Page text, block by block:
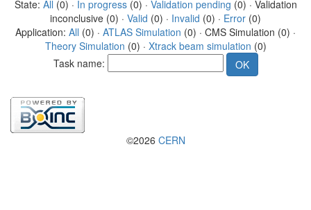
State: All (0) · In progress(0) · Validation pending (0) · Validation
inconclusive (0) · Valid (0) · Invalid (0) · Error (0)
Application: All (0) · ATLAS Simulation (0) · CMS Simulation (0) ·
Theory Simulation (0) · Xtrack beam simulation (0)
Task name:
©2026 CERN